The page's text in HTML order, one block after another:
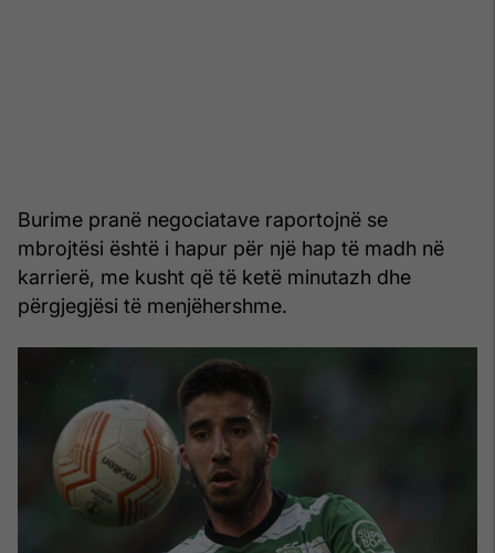
Burime pranë negociatave raportojnë se
mbrojtësi është i hapur për një hap të madh në
karrierë, me kusht që të ketë minutazh dhe
përgjegjësi të menjëhershme.